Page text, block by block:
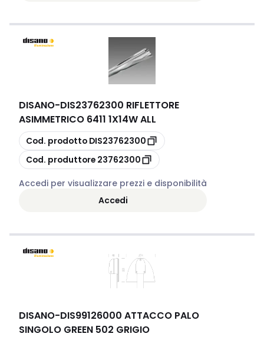
DISANO-DIS23762300 RIFLETTORE
ASIMMETRICO 6411 1X14W ALL
copia
Cod. prodotto DIS23762300
copia
Cod. produttore 23762300
Accedi per visualizzare prezzi e disponibilità
Accedi
DISANO-DIS99126000 ATTACCO PALO
SINGOLO GREEN 502 GRIGIO